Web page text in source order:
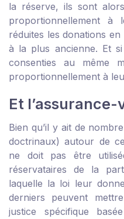
la réserve, ils sont
proportionnellement à
réduites les donations
à la plus ancienne. Et
consenties au même
proportionnellement à
Et l’assurance-
Bien qu’il y ait de
doctrinaux) autour de
ne doit pas être
réservataires de la
laquelle la loi leur
derniers peuvent
justice spécifique